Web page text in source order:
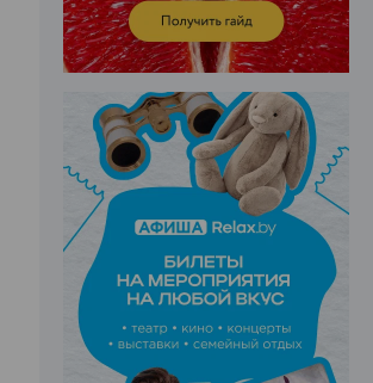
ЭФФЕКТИВНАЯ РЕКЛАМА НА САЙТЕ